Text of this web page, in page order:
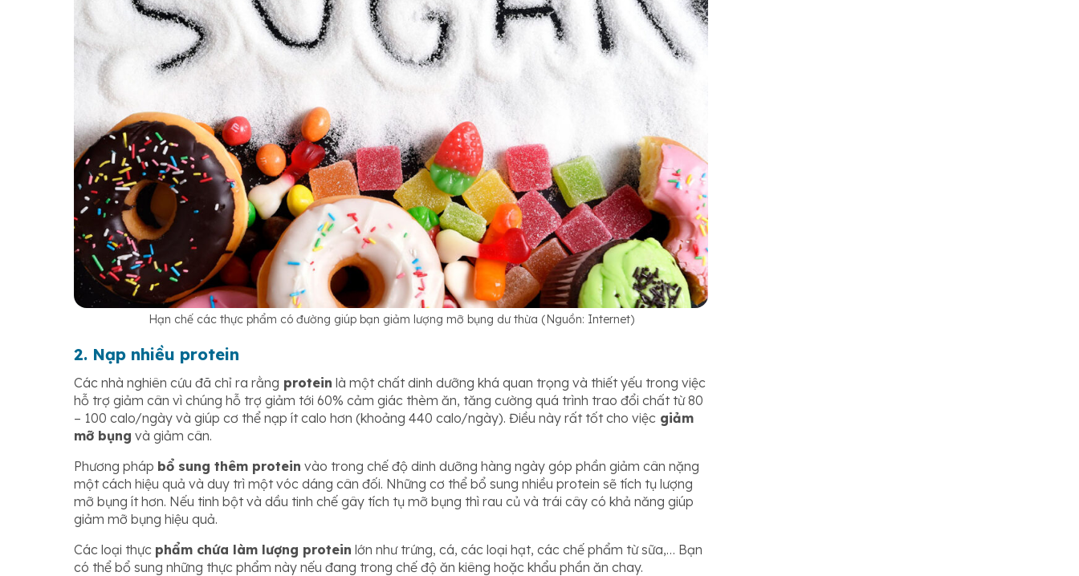
Hạn chế các thực phẩm có đường giúp bạn giảm lượng mỡ bụng dư thừa (Nguồn: Internet)
2. Nạp nhiều protein
Các nhà nghiên cứu đã chỉ ra rằng protein là một chất dinh dưỡng khá quan trọng và thiết yếu trong việc
hỗ trợ giảm cân vì chúng hỗ trợ giảm tới 60% cảm giác thèm ăn, tăng cường quá trình trao đổi chất từ 80
– 100 calo/ngày và giúp cơ thể nạp ít calo hơn (khoảng 440 calo/ngày). Điều này rất tốt cho việc giảm
mỡ bụng và giảm cân.
Phương pháp bổ sung thêm protein vào trong chế độ dinh dưỡng hàng ngày góp phần giảm cân nặng
một cách hiệu quả và duy trì một vóc dáng cân đối. Những cơ thể bổ sung nhiều protein sẽ tích tụ lượng
mỡ bụng ít hơn. Nếu tinh bột và dầu tinh chế gây tích tụ mỡ bụng thì rau củ và trái cây có khả năng giúp
giảm mỡ bụng hiệu quả.
Các loại thực phẩm chứa làm lượng protein lớn như trứng, cá, các loại hạt, các chế phẩm từ sữa,… Bạn
có thể bổ sung những thực phẩm này nếu đang trong chế độ ăn kiêng hoặc khẩu phần ăn chay.